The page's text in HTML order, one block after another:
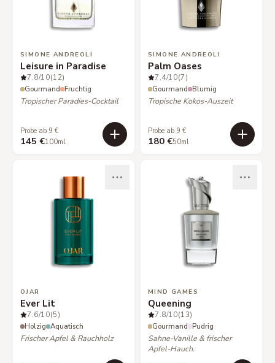
SIMONE ANDREOLI
Leisure in Paradise
7.8/10(12)
Gourmand Fruchtig
Tropischer Paradies-Cocktail
Probe ab 9 €
145 €100ml
SIMONE ANDREOLI
Palm Oases
7.4/10(7)
Gourmand Blumig
Tropische Kokos-Auszeit
Probe ab 9 €
180 €50ml
OJAR
Ever Lit
7.6/10(5)
Holzig Aquatisch
Frischer Apfel & Rauchholz
MIND GAMES
Queening
7.8/10(13)
Gourmand Pudrig
Sahne-Vanille & frischer
Apfel-Hauch.